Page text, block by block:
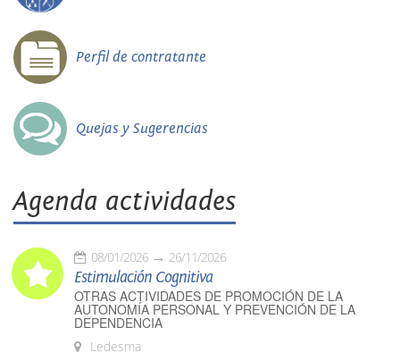
Perfil de contratante
Quejas y Sugerencias
Agenda actividades
08/01/2026 26/11/2026
Estimulación Cognitiva
OTRAS ACTIVIDADES DE PROMOCIÓN DE LA
AUTONOMÍA PERSONAL Y PREVENCIÓN DE LA
DEPENDENCIA
Ledesma